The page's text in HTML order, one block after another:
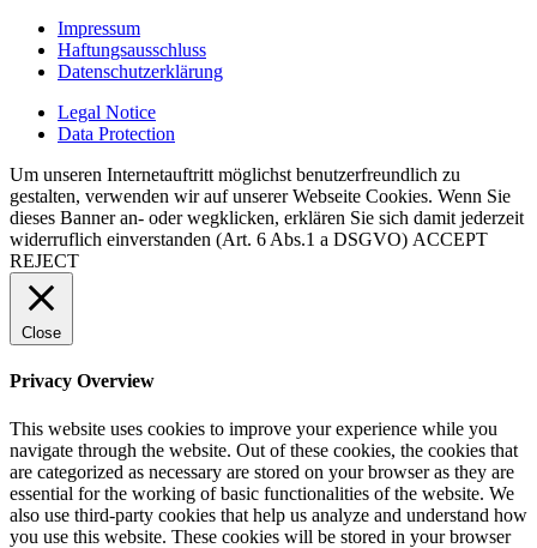
Impressum
Haftungsausschluss
Datenschutzerklärung
Legal Notice
Data Protection
Um unseren Internetauftritt möglichst benutzerfreundlich zu
gestalten, verwenden wir auf unserer Webseite Cookies. Wenn Sie
dieses Banner an- oder wegklicken, erklären Sie sich damit jederzeit
widerruflich einverstanden (Art. 6 Abs.1 a DSGVO) ACCEPT
REJECT
Close
Privacy Overview
This website uses cookies to improve your experience while you
navigate through the website. Out of these cookies, the cookies that
are categorized as necessary are stored on your browser as they are
essential for the working of basic functionalities of the website. We
also use third-party cookies that help us analyze and understand how
you use this website. These cookies will be stored in your browser